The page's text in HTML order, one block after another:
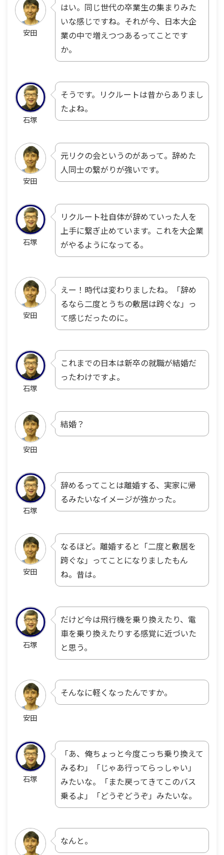
安田
はい。同じ世代の卒業生の集まりみた
いな感じですね。それが今、日本大企
業の中で増えつつあるってことです
か。
石塚
そうです。リクルートは昔からありまし
たよね。
安田
元リクの会というのがあって。辞めた
人同士の繋がりが強いです。
石塚
リクルート社自体が辞めていった人を
上手に繋ぎ止めています。これを大企業
がやるようになってる。
安田
えー！時代は変わりましたね。「辞め
るなら二度とうちの敷居は跨ぐな」っ
て感じだったのに。
石塚
これまでの日本は新卒の就職が結婚だ
ったわけですよ。
安田
結婚？
石塚
辞めるってことは離婚する、実家に帰
るみたいなイメージが強かった。
安田
なるほど。離婚すると「二度と敷居を
跨ぐな」ってことになりましたもん
ね。昔は。
石塚
だけど今は飛行機を乗り換えたり、電
車を乗り換えたりする感覚に近づいた
と思う。
安田
そんなに軽くなったんですか。
石塚
「あ、俺ちょっと今度こっち乗り換えて
みるわ」「じゃあ行ってらっしゃい」
みたいな。「また戻ってきてこのバス
乗るよ」「どうぞどうぞ」みたいな。
なんと。